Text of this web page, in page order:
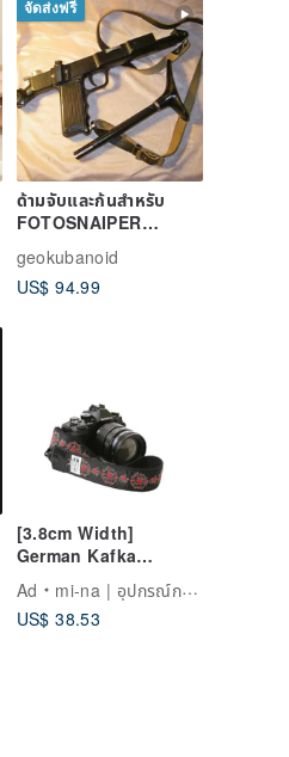
จัดส่งฟรี
ด้ามจับและก้นสำหรับ
FOTOSNAIPER
PHOTOSNIPER FS
ZENIT-12S พร้อมเลนส์
TAIR-3S
geokubanoid
US$ 94.99
[3.8cm Width]
German Kafka
Ribbon Camera Strap
/ Wild Rose, Made in
Ad
mi-na | อุปกรณ์กล้องจากโตเกียว
US$ 38.53